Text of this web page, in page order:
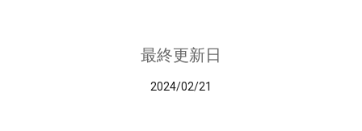
最終更新日
2024/02/21